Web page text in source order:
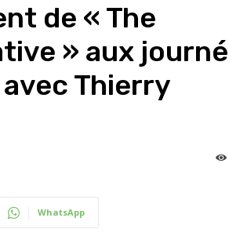
de « The
» aux
avec Thierry
WhatsApp